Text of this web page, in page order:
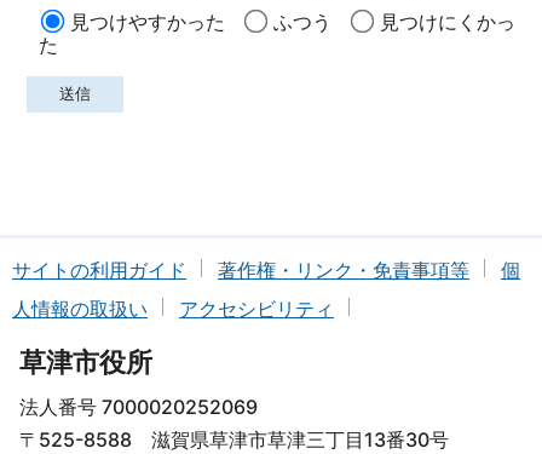
見つけやすかった
ふつう
見つけにくかっ
た
サイトの利用ガイド 著作権・リンク・免責事項等
個
人情報の取扱い
アクセシビリティ
草津市役所
法人番号 7000020252069
〒525-8588 滋賀県草津市草津三丁目13番30号